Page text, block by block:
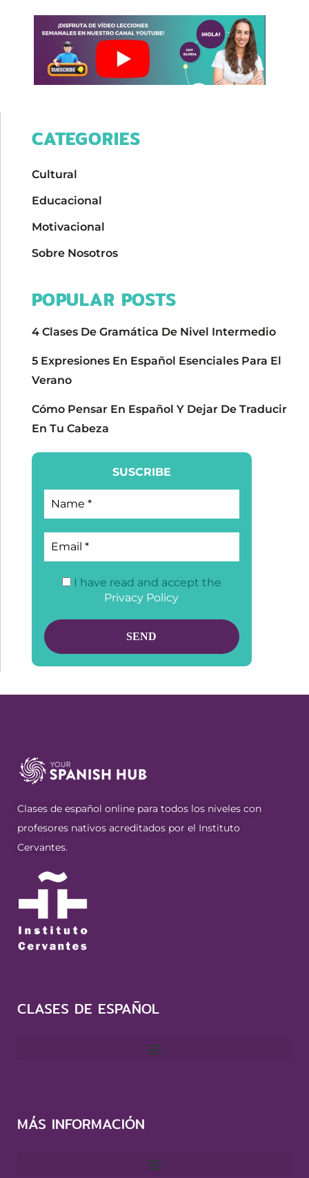
CATEGORIES
Cultural
Educacional
Motivacional
Sobre Nosotros
POPULAR POSTS
4 Clases De Gramática De Nivel Intermedio
5 Expresiones En Español Esenciales Para El
Verano
Cómo Pensar En Español Y Dejar De Traducir
En Tu Cabeza
SUSCRIBE
I have read and accept the
Privacy Policy
Clases de español online para todos los niveles con
profesores nativos acreditados por el Instituto
Cervantes.
CLASES DE ESPAÑOL
MÁS INFORMACIÓN